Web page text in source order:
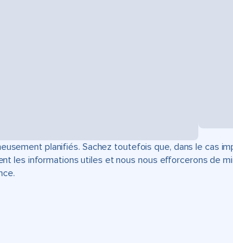
planifiés. Sachez toutefois que, dans le cas
les informations utiles et nous nous efforcerons de